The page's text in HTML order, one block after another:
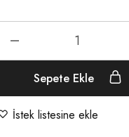
Sepete Ekle
İstek listesine ekle